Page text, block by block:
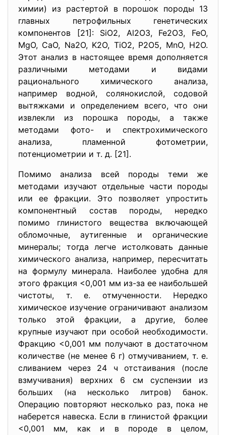
химии) из растертой в порошок породы 13
главных петрофильных генетических
компонентов [21]: SiO2, Al2O3, Fe2O3, FeO,
MgO, CaO, Na2O, K2O, TiO2, P2O5, MnO, H2O.
Этот анализ в настоящее время дополняется
различными методами и видами
рационального химического анализа,
например водной, солянокислой, содовой
вытяжками и определением всего, что они
извлекли из порошка породы, а также
методами фото- и спектрохимического
анализа, пламенной фотометрии,
потенциометрии и т. д. [21].
Помимо анализа всей породы теми же
методами изучают отдельные части породы
или ее фракции. Это позволяет упростить
компонентный состав породы, нередко
помимо глинистого вещества включающей
обломочные, аутигенные и органические
минералы; тогда легче истолковать данные
химического анализа, например, пересчитать
на формулу минерала. Наиболее удобна для
этого фракция <0,001 мм из-за ее наибольшей
чистоты, т. е. отмученности. Нередко
химическое изучение ограничивают анализом
только этой фракции, а другие, более
крупные изучают при особой необходимости.
Фракцию <0,001 мм получают в достаточном
количестве (не менее 6 г) отмучиванием, т. е.
сливанием через 24 ч отстаивания (после
взмучивания) верхних 6 см суспензии из
больших (на несколько литров) банок.
Операцию повторяют несколько раз, пока не
наберется навеска. Если в глинистой фракции
<0,001 мм, как и в породе в целом,